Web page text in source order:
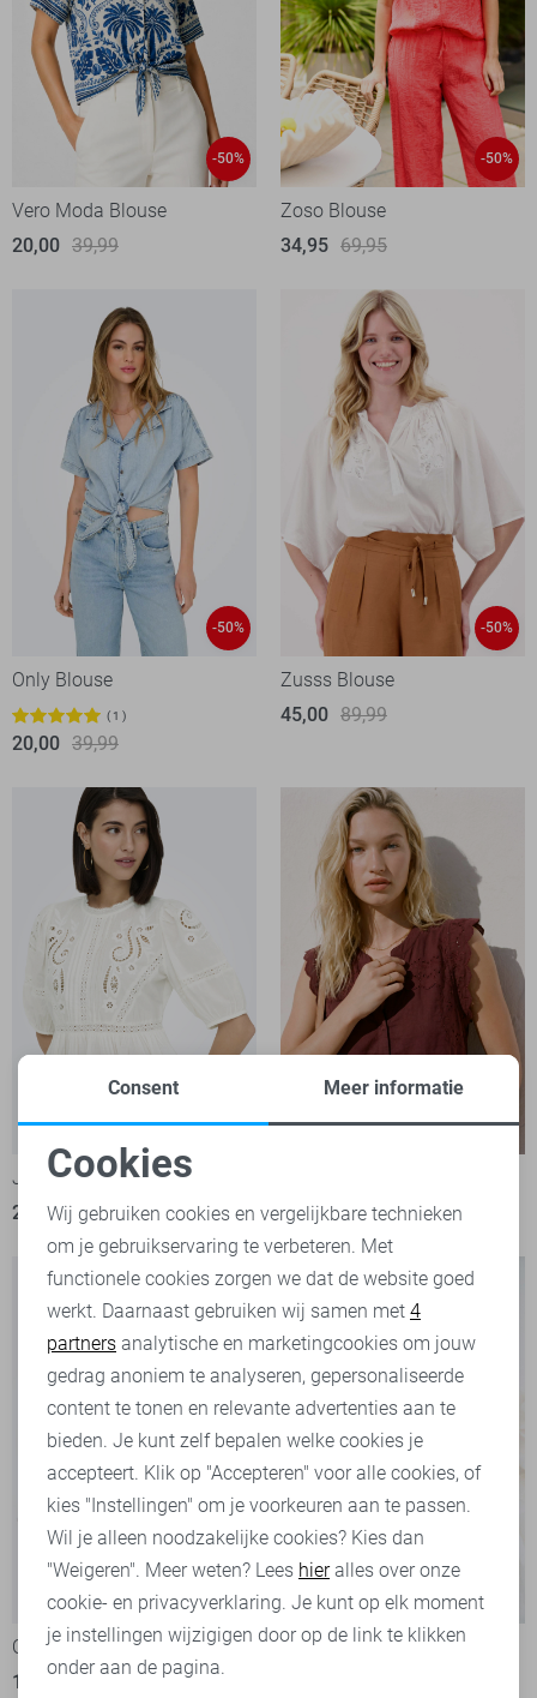
-50%
Vero Moda Blouse
20,00 39,99
-50%
Zoso Blouse
34,95 69,95
-50%
Only Blouse
1
20,00 39,99
-50%
Zusss Blouse
45,00 89,99
-50%
Jacqueline de Yong Blouse
20,00
39,99
-50%
20,00 39,99
-50%
Only Blouse
13,00 25,99
-50%
Only Blouse
Noodzakelijke cookies
Personalisatie cookies
Analytische cookies
Marketing cookies
Consent Meer informatie
Cookies
Wij gebruiken cookies en vergelijkbare technieken
om je gebruikservaring te verbeteren. Met
functionele cookies zorgen we dat de website goed
werkt. Daarnaast gebruiken wij samen met 4
partners analytische en marketingcookies om jouw
gedrag anoniem te analyseren, gepersonaliseerde
content te tonen en relevante advertenties aan te
bieden. Je kunt zelf bepalen welke cookies je
accepteert. Klik op "Accepteren" voor alle cookies, of
kies "Instellingen" om je voorkeuren aan te passen.
Wil je alleen noodzakelijke cookies? Kies dan
"Weigeren". Meer weten? Lees hieralles over onze
cookie- en privacyverklaring. Je kunt op elk moment
je instellingen wijzigigen door op de link te klikken
onder aan de pagina.